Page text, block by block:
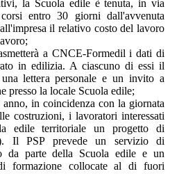
la Scuola edile è tenuta, in via
entro 30 giorni dall'avvenuta
il relativo costo del lavoro
a CNCE-Formedil i dati di
in edilizia. A ciascuno di essi il
lettera personale e un invito a
presso la locale Scuola edile;
in coincidenza con la giornata
costruzioni, i lavoratori interessati
edile territoriale un progetto di
Il PSP prevede un servizio di
da parte della Scuola edile e un
formazione collocate al di fuori